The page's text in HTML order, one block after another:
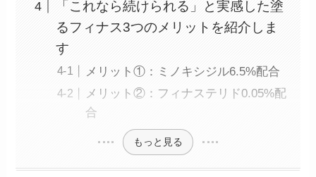
「これなら続けられる」と実感した塗
るフィナス3つのメリットを紹介しま
す
メリット①：ミノキシジル6.5%配合
メリット②：フィナステリド0.05%配
合
もっと見る